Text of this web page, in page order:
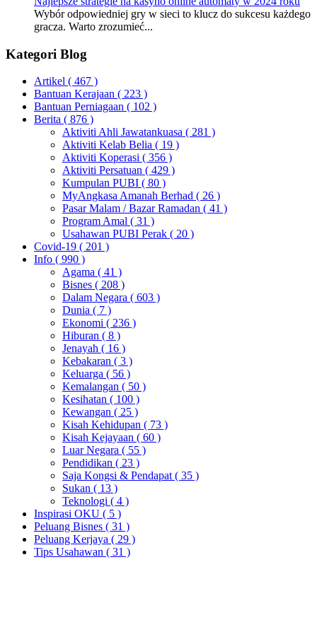
Wybór odpowiedniej gry w sieci to klucz do sukcesu każdego
gracza. Warto zrozumieć...
Kategori Blog
Artikel ( 467 )
Bantuan Kerajaan ( 223 )
Bantuan Perniagaan ( 102 )
Berita ( 876 )
Aktiviti Ahli Jawatankuasa ( 281 )
Aktiviti Kelab Belia ( 19 )
Aktiviti Koperasi ( 356 )
Aktiviti Persatuan ( 429 )
Kumpulan PUBI ( 80 )
MyAngkasa Amanah Berhad ( 26 )
Pasar Malam / Bazar Ramadan ( 41 )
Program Amal ( 31 )
Usahawan PUBI Perak ( 20 )
Covid-19 ( 201 )
Info ( 990 )
Agama ( 41 )
Bisnes ( 208 )
Dalam Negara ( 603 )
Dunia ( 7 )
Ekonomi ( 236 )
Hiburan ( 8 )
Jenayah ( 16 )
Kebakaran ( 3 )
Keluarga ( 56 )
Kemalangan ( 50 )
Kesihatan ( 100 )
Kewangan ( 25 )
Kisah Kehidupan ( 73 )
Kisah Kejayaan ( 60 )
Luar Negara ( 55 )
Pendidikan ( 23 )
Saja Kongsi & Pendapat( 35 )
Sukan ( 13 )
Teknologi ( 4 )
Inspirasi OKU ( 5 )
Peluang Bisnes ( 31 )
Peluang Kerjaya ( 29 )
Tips Usahawan ( 31 )